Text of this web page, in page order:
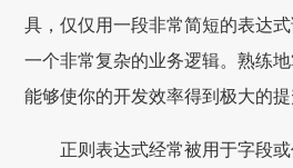
具，仅仅用一段非常简短的表达
一个非常复杂的业务逻辑。熟练
能够使你的开发效率得到极大的提
正则表达式经常被用于字段